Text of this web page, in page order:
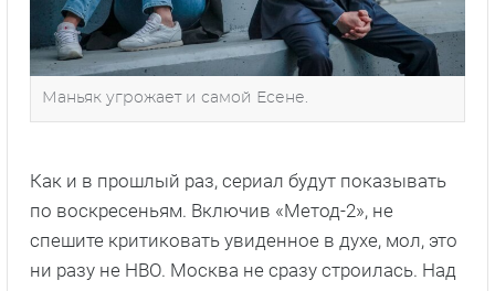
Маньяк угрожает и самой Есене.
Как и в прошлый раз, сериал будут показывать
по воскресеньям. Включив «Метод-2», не
спешите критиковать увиденное в духе, мол, это
ни разу не HBO. Москва не сразу строилась. Над